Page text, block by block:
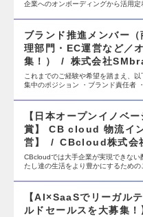
企業へのオンボーディングから活用定
ブランド推進メンバー
理部門・EC運営など／
集！）
株式会社
これまでのご経験や希望を踏まえ、
集中のポジション ・ブランド責任者
【日本オープンイノベ
賞】 CB cloud 物流イ
営】
CBcloud株式会
CBcloudでは大手企業が実現できな
たし達の生活をより豊かにするための
【AI×SaaSでリーガル
ルドセールスを大募集！